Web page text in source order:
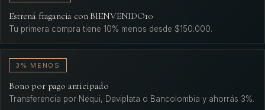
Estrená fragancia con BIENVENIDO10
Tu primera compra tiene 10% menos desde $150.000.
3% MENOS
Bono por pago anticipado
Transferencia por Nequi, Daviplata o Bancolombia y ahorrás 3%.